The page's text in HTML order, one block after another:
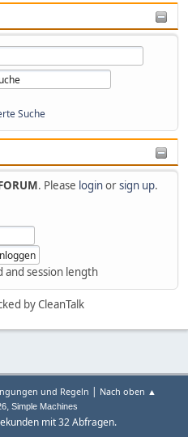
Suche
. Please loginorsign up.
and session length
by CleanTalk
und Regeln Nach oben ▲
, Simple Machines
mit 32 Abfragen.